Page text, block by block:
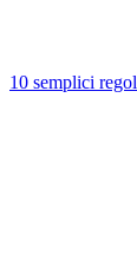
10 semplici